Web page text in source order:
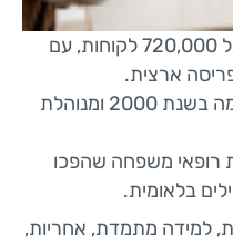
לאומית שירותי בריאות מונה מעל 720,000 לקוחות, עם
המחלקה לרפואת משפחה הוקמה בשנת 2000 ומנוהלת
רופאי משפחה שהפכו
בלאומית.
למידה מתמדת, אחריות,